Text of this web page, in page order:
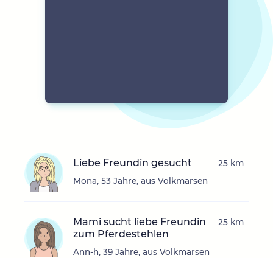
Liebe Freundin gesucht
Mona, 53 Jahre, aus Volkmarsen
25 km
Mami sucht liebe Freundin
zum Pferdestehlen
Ann-h, 39 Jahre, aus Volkmarsen
25 km